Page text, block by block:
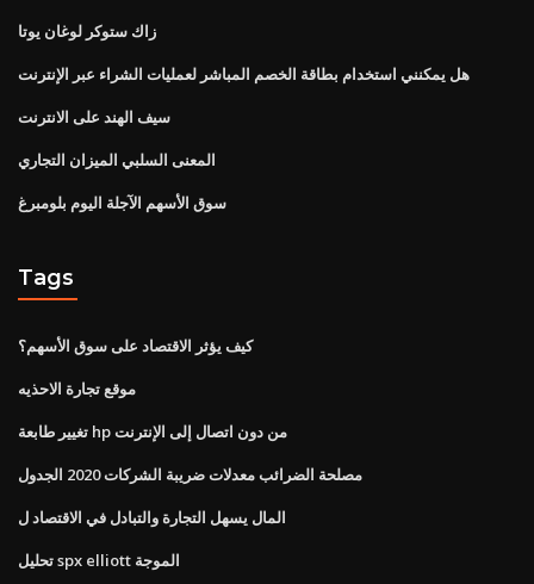
زاك ستوكر لوغان يوتا
هل يمكنني استخدام بطاقة الخصم المباشر لعمليات الشراء عبر الإنترنت
سيف الهند على الانترنت
المعنى السلبي الميزان التجاري
سوق الأسهم الآجلة اليوم بلومبرغ
Tags
كيف يؤثر الاقتصاد على سوق الأسهم؟
موقع تجارة الاحذيه
تغيير طابعة hp من دون اتصال إلى الإنترنت
مصلحة الضرائب معدلات ضريبة الشركات 2020 الجدول
المال يسهل التجارة والتبادل في الاقتصاد ل
تحليل spx elliott الموجة